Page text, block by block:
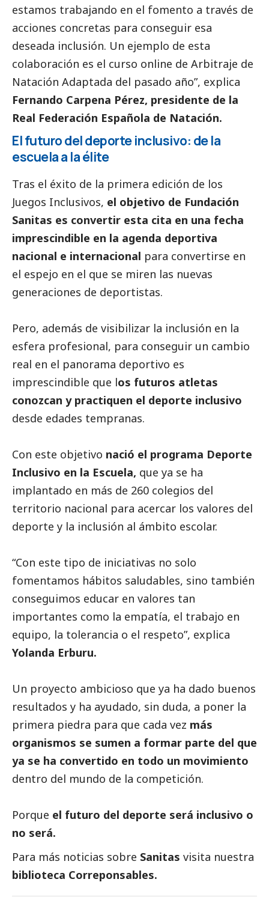
estamos trabajando en el fomento a través de
acciones concretas para conseguir esa
deseada inclusión. Un ejemplo de esta
colaboración es el curso online de Arbitraje de
Natación Adaptada del pasado año”, explica
Fernando Carpena Pérez, presidente de la
Real Federación Española de Natación.
El futuro del deporte inclusivo: de la
escuela a la élite
Tras el éxito de la primera edición de los
Juegos Inclusivos, el objetivo de Fundación
Sanitas es convertir esta cita en una fecha
imprescindible en la agenda deportiva
nacional e internacional para convertirse en
el espejo en el que se miren las nuevas
generaciones de deportistas.
Pero, además de visibilizar la inclusión en la
esfera profesional, para conseguir un cambio
real en el panorama deportivo es
imprescindible que los futuros atletas
conozcan y practiquen el deporte inclusivo
desde edades tempranas.
Con este objetivo nació el programa Deporte
Inclusivo en la Escuela, que ya se ha
implantado en más de 260 colegios del
territorio nacional para acercar los valores del
deporte y la inclusión al ámbito escolar.
“Con este tipo de iniciativas no solo
fomentamos hábitos saludables, sino también
conseguimos educar en valores tan
importantes como la empatía, el trabajo en
equipo, la tolerancia o el respeto”, explica
Yolanda Erburu.
Un proyecto ambicioso que ya ha dado buenos
resultados y ha ayudado, sin duda, a poner la
primera piedra para que cada vez más
organismos se sumen a formar parte del que
ya se ha convertido en todo un movimiento
dentro del mundo de la competición.
Porque el futuro del deporte será inclusivo o
no será.
Para más noticias sobre Sanitas visita nuestra
biblioteca Correponsables.